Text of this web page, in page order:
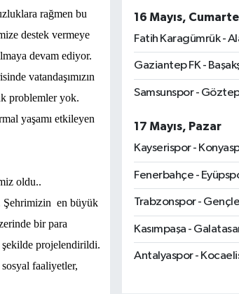
rağmen bu
destek vermeye
devam ediyor.
vatandaşımızın
problemler yok.
yaşamı etkileyen
oldu..
Şehrimizin en büyük
bir para
şekilde projelendirildi.
faaliyetler,
16 Mayıs,
Fatih Karagümrük -
Gaziantep FK -
Samsunspor -
17 Mayıs, Pazar
Kayserispor -
Fenerbahçe -
Trabzonspor -
Kasımpaşa -
Antalyaspor -